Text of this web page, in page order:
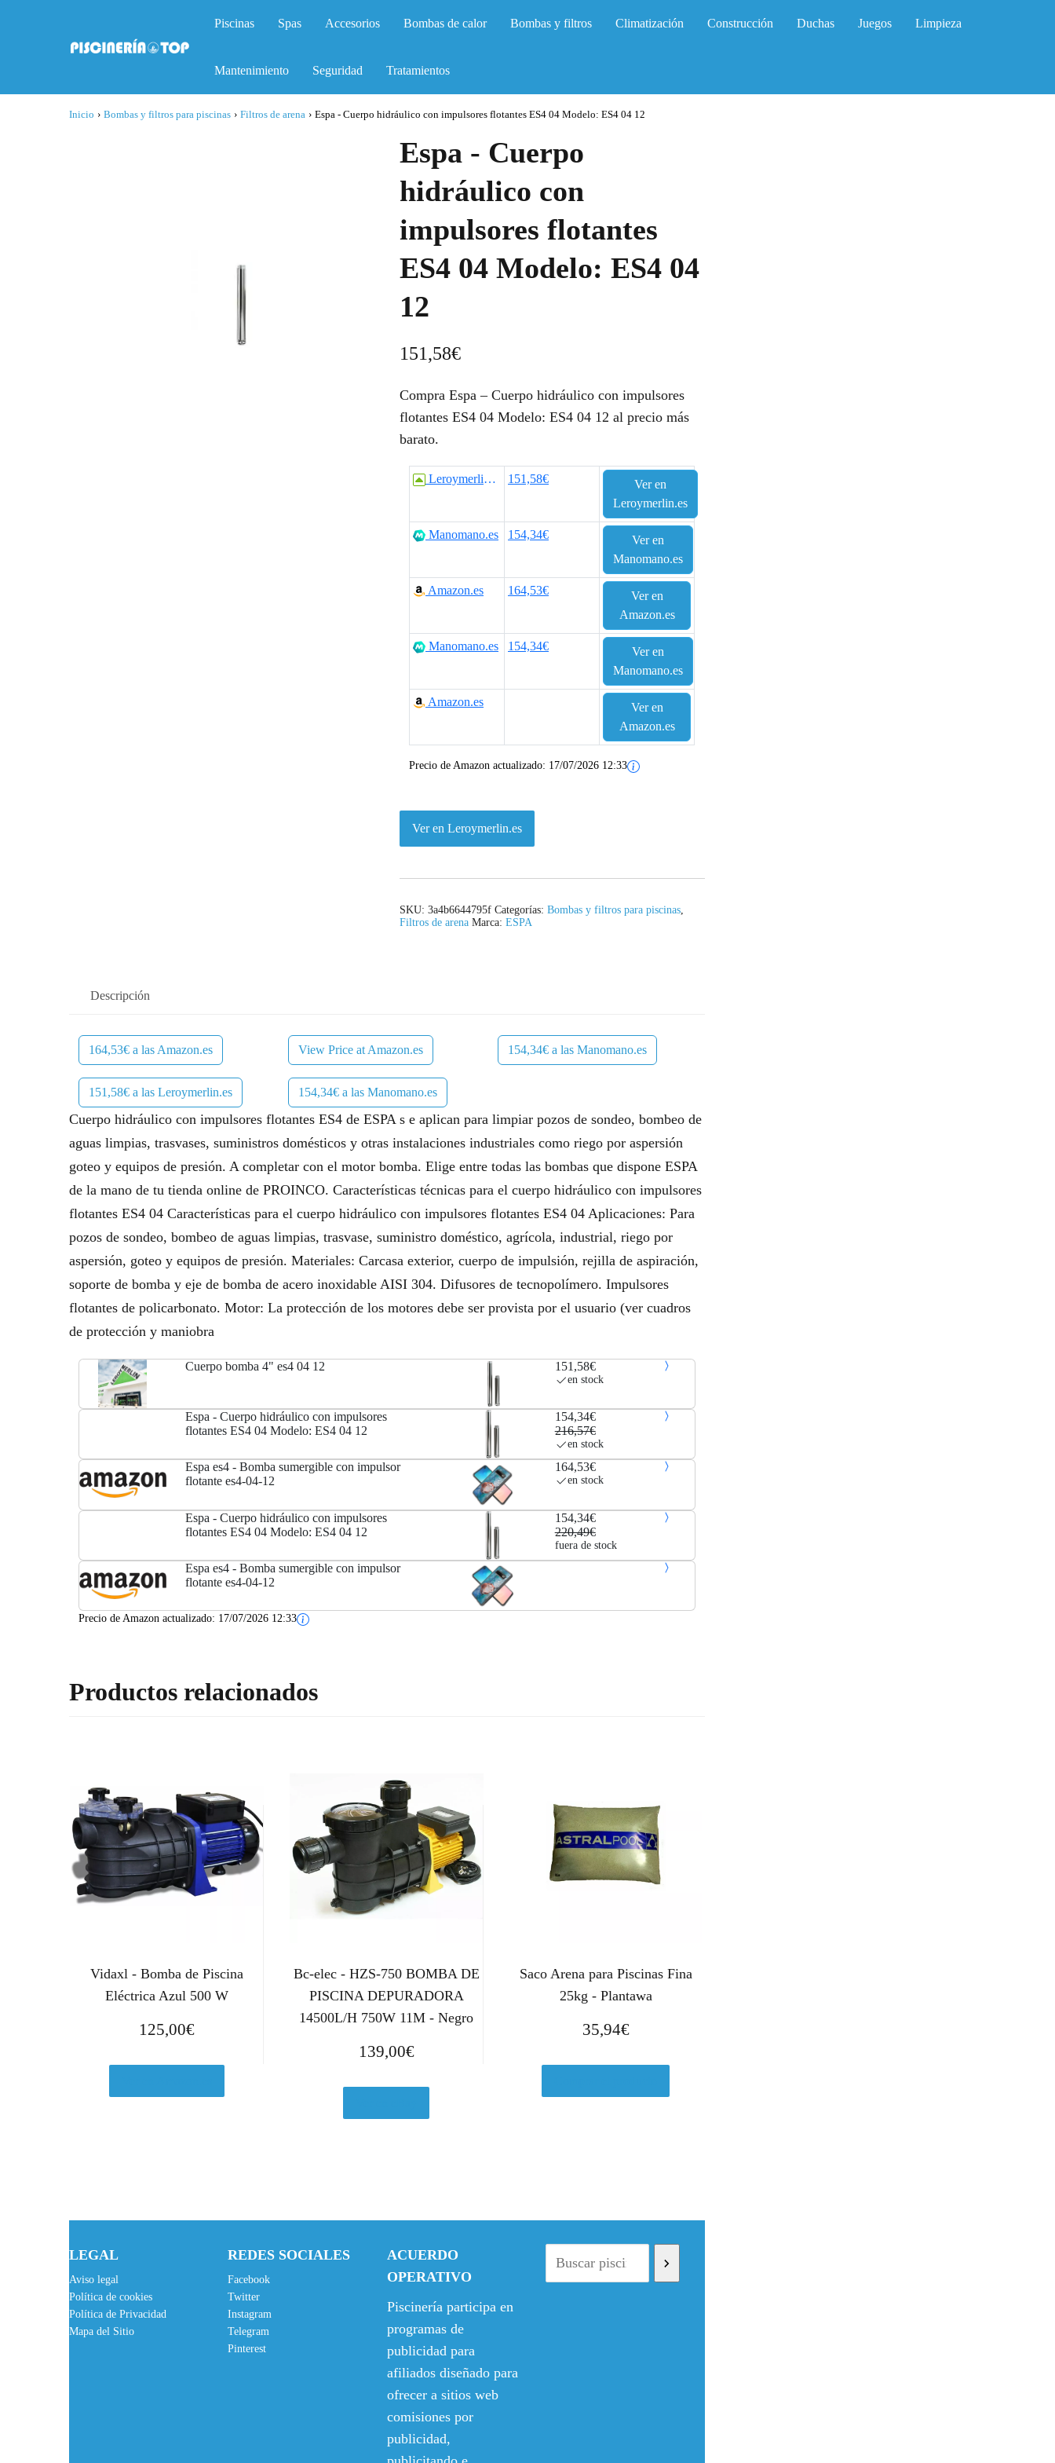
Piscinas Spas Accesorios Bombas de calor Bombas y filtros Climatización Construcción Duchas Juegos Limpieza
Mantenimiento Seguridad Tratamientos
Inicio › Bombas y filtros para piscinas › Filtros de arena › Espa - Cuerpo hidráulico con impulsores flotantes ES4 04 Modelo: ES4 04 12
Espa - Cuerpo
hidráulico con
impulsores flotantes
ES4 04 Modelo: ES4 04
12
151,58€
Compra Espa – Cuerpo hidráulico con impulsores
flotantes ES4 04 Modelo: ES4 04 12 al precio más
barato.
Leroymerlin.es 151,58€
Ver en
Leroymerlin.es
Manomano.es 154,34€
Ver en
Manomano.es
Amazon.es 164,53€
Ver en
Amazon.es
Manomano.es 154,34€
Ver en
Manomano.es
Amazon.es
Ver en
Amazon.es
Precio de Amazon actualizado: 17/07/2026 12:33
Ver en Leroymerlin.es
SKU: 3a4b6644795f Categorías: Bombas y filtros para piscinas,
Filtros de arena Marca: ESPA
Descripción
164,53€ a las Amazon.es View Price at Amazon.es 154,34€ a las Manomano.es
151,58€ a las Leroymerlin.es 154,34€ a las Manomano.es
Cuerpo hidráulico con impulsores flotantes ES4 de ESPA s e aplican para limpiar pozos de sondeo, bombeo de
aguas limpias, trasvases, suministros domésticos y otras instalaciones industriales como riego por aspersión
goteo y equipos de presión. A completar con el motor bomba. Elige entre todas las bombas que dispone ESPA
de la mano de tu tienda online de PROINCO. Características técnicas para el cuerpo hidráulico con impulsores
flotantes ES4 04 Características para el cuerpo hidráulico con impulsores flotantes ES4 04 Aplicaciones: Para
pozos de sondeo, bombeo de aguas limpias, trasvase, suministro doméstico, agrícola, industrial, riego por
aspersión, goteo y equipos de presión. Materiales: Carcasa exterior, cuerpo de impulsión, rejilla de aspiración,
soporte de bomba y eje de bomba de acero inoxidable AISI 304. Difusores de tecnopolímero. Impulsores
flotantes de policarbonato. Motor: La protección de los motores debe ser provista por el usuario (ver cuadros
de protección y maniobra
Cuerpo bomba 4" es4 04 12 151,58€
en stock
Espa - Cuerpo hidráulico con impulsores
flotantes ES4 04 Modelo: ES4 04 12
154,34€
216,57€
en stock
Espa es4 - Bomba sumergible con impulsor
flotante es4-04-12
164,53€
en stock
Espa - Cuerpo hidráulico con impulsores
flotantes ES4 04 Modelo: ES4 04 12
154,34€
220,49€
fuera de stock
Espa es4 - Bomba sumergible con impulsor
flotante es4-04-12
Precio de Amazon actualizado: 17/07/2026 12:33
Productos relacionados
Vidaxl - Bomba de Piscina
Eléctrica Azul 500 W
125,00€
Bc-elec - HZS-750 BOMBA DE
PISCINA DEPURADORA
14500L/H 750W 11M - Negro
139,00€
Saco Arena para Piscinas Fina
25kg - Plantawa
35,94€
LEGAL
Aviso legal
Política de cookies
Política de Privacidad
Mapa del Sitio
REDES SOCIALES
Facebook
Twitter
Instagram
Telegram
Pinterest
ACUERDO
OPERATIVO
Piscinería participa en
programas de
publicidad para
afiliados diseñado para
ofrecer a sitios web
comisiones por
publicidad,